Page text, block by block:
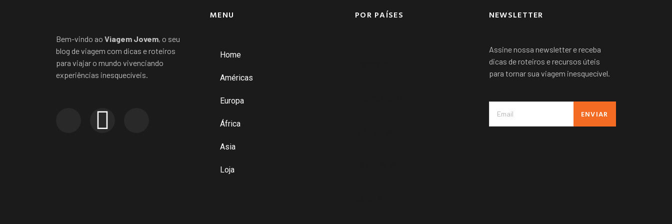
Bem-vindo ao Viagem Jovem, o seu
blog de viagem com dicas e roteiros
para viajar o mundo vivenciando
experiências inesquecíveis.
MENU
Home
Américas
Europa
África
Asia
Loja
POR PAÍSES NEWSLETTER
Assine nossa newsletter e receba
dicas de roteiros e recursos úteis
para tornar sua viagem inesquecível.
ENVIAR